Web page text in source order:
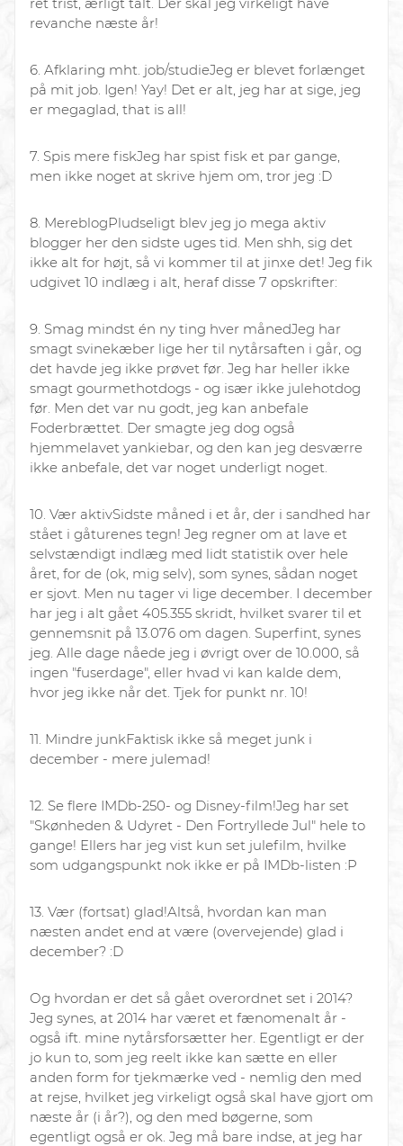
revanche næste år!
6. Afklaring mht. job/studieJeg er blevet forlænget
på mit job. Igen! Yay! Det er alt, jeg har at sige, jeg
er megaglad, that is all!
7. Spis mere fiskJeg har spist fisk et par gange,
men ikke noget at skrive hjem om, tror jeg :D
8. MereblogPludseligt blev jeg jo mega aktiv
blogger her den sidste uges tid. Men shh, sig det
ikke alt for højt, så vi kommer til at jinxe det! Jeg fik
udgivet 10 indlæg i alt, heraf disse 7 opskrifter:
9. Smag mindst én ny ting hver månedJeg har
smagt svinekæber lige her til nytårsaften i går, og
det havde jeg ikke prøvet før. Jeg har heller ikke
smagt gourmethotdogs - og især ikke julehotdog
før. Men det var nu godt, jeg kan anbefale
Foderbrættet. Der smagte jeg dog også
hjemmelavet yankiebar, og den kan jeg desværre
ikke anbefale, det var noget underligt noget.
10. Vær aktivSidste måned i et år, der i sandhed har
stået i gåturenes tegn! Jeg regner om at lave et
selvstændigt indlæg med lidt statistik over hele
året, for de (ok, mig selv), som synes, sådan noget
er sjovt. Men nu tager vi lige december. I december
har jeg i alt gået 405.355 skridt, hvilket svarer til et
gennemsnit på 13.076 om dagen. Superfint, synes
jeg. Alle dage nåede jeg i øvrigt over de 10.000, så
ingen "fuserdage", eller hvad vi kan kalde dem,
hvor jeg ikke når det. Tjek for punkt nr. 10!
11. Mindre junkFaktisk ikke så meget junk i
december - mere julemad!
12. Se flere IMDb-250- og Disney-film!Jeg har set
"Skønheden & Udyret - Den Fortryllede Jul" hele to
gange! Ellers har jeg vist kun set julefilm, hvilke
som udgangspunkt nok ikke er på IMDb-listen :P
13. Vær (fortsat) glad!Altså, hvordan kan man
næsten andet end at være (overvejende) glad i
december? :D
Og hvordan er det så gået overordnet set i 2014?
Jeg synes, at 2014 har været et fænomenalt år -
også ift. mine nytårsforsætter her. Egentligt er der
jo kun to, som jeg reelt ikke kan sætte en eller
anden form for tjekmærke ved - nemlig den med
at rejse, hvilket jeg virkeligt også skal have gjort om
næste år (i år?), og den med bøgerne, som
egentligt også er ok. Jeg må bare indse, at jeg har